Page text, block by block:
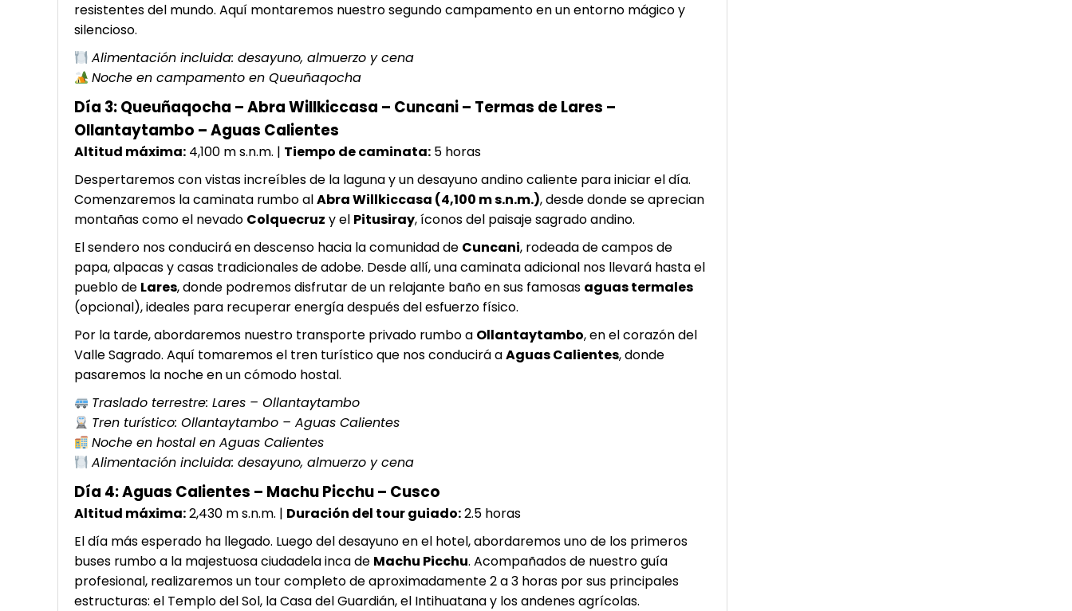
resistentes del mundo. Aquí montaremos nuestro segundo campamento en un entorno mágico y
silencioso.
Alimentación incluida: desayuno, almuerzo y cena
Noche en campamento en Queuñaqocha
Día 3: Queuñaqocha – Abra Willkiccasa – Cuncani – Termas de Lares –
Ollantaytambo – Aguas Calientes
Altitud máxima: 4,100 m s.n.m. | Tiempo de caminata: 5 horas
Despertaremos con vistas increíbles de la laguna y un desayuno andino caliente para iniciar el día.
Comenzaremos la caminata rumbo alAbra Willkiccasa (4,100 m s.n.m.), desde donde se aprecian
montañas como el nevado Colquecruz y el Pitusiray, íconos del paisaje sagrado andino.
El sendero nos conducirá en descenso hacia la comunidad de Cuncani, rodeada de campos de
papa, alpacas y casas tradicionales de adobe. Desde allí, una caminata adicional nos llevará hasta el
pueblo de Lares, donde podremos disfrutar de un relajante baño en sus famosas aguas termales
(opcional), ideales para recuperar energía después del esfuerzo físico.
Por la tarde, abordaremos nuestro transporte privado rumbo a Ollantaytambo, en el corazón del
Valle Sagrado. Aquí tomaremos el tren turístico que nos conducirá aAguas Calientes, donde
pasaremos la noche en un cómodo hostal.
Traslado terrestre: Lares – Ollantaytambo
Tren turístico: Ollantaytambo – Aguas Calientes
Noche en hostal en Aguas Calientes
Alimentación incluida: desayuno, almuerzo y cena
Día 4: Aguas Calientes – Machu Picchu – Cusco
Altitud máxima:2,430 m s.n.m. | Duración del tour guiado:2.5 horas
El día más esperado ha llegado. Luego del desayuno en el hotel, abordaremos uno de los primeros
buses rumbo a la majestuosa ciudadela inca de Machu Picchu. Acompañados de nuestro guía
profesional, realizaremos un tour completo de aproximadamente 2 a 3 horas por sus principales
estructuras: el Templo del Sol, la Casa del Guardián, el Intihuatana y los andenes agrícolas.